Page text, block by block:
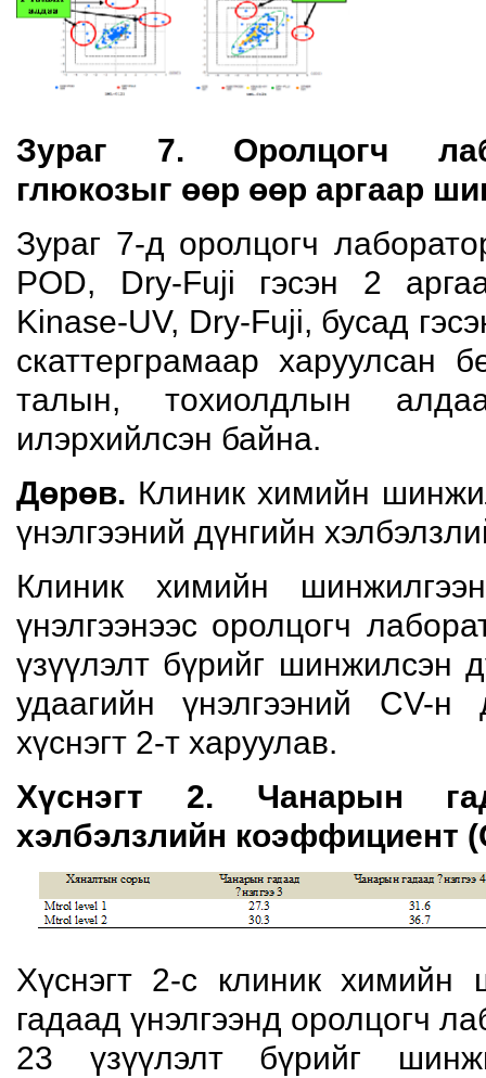
Зураг 7. Оролцогч
глюкозыг өөр өөр аргаар
Зураг 7-д оролцогч
POD, Dry-Fuji гэсэн 2
Kinase-UV, Dry-Fuji, бусад
скаттерграмаар харуулсан
талын, тохиолдлын
илэрхийлсэн байна.
Дөрөв. Клиник химийн
үнэлгээний дүнгийн
Клиник химийн
үнэлгээнээс оролцогч
үзүүлэлт бүрийг шинжилсэн
удаагийн үнэлгээний CV-н
хүснэгт 2-т харуулав.
Хүснэгт 2. Чанарын
хэлбэлзлийн коэффициент
Хүснэгт 2-с клиник
гадаад үнэлгээнд оролцогч
23 үзүүлэлт бүрийг